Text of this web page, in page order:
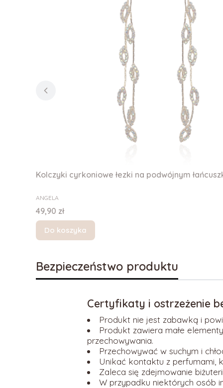
Kolczyki cyrkoniowe łezki na podwójnym
PRODUCENT
ANGELA
Cena
49,90 zł
Do koszyka
Bezpieczeństwo produktu
Certyfikaty i ostrzeżenie
Produkt nie jest zabawką i
Produkt zawiera małe
przechowywania.
Przechowywać w suchym i
Unikać kontaktu z perfumami,
Zaleca się zdejmowanie
W przypadku niektórych osób